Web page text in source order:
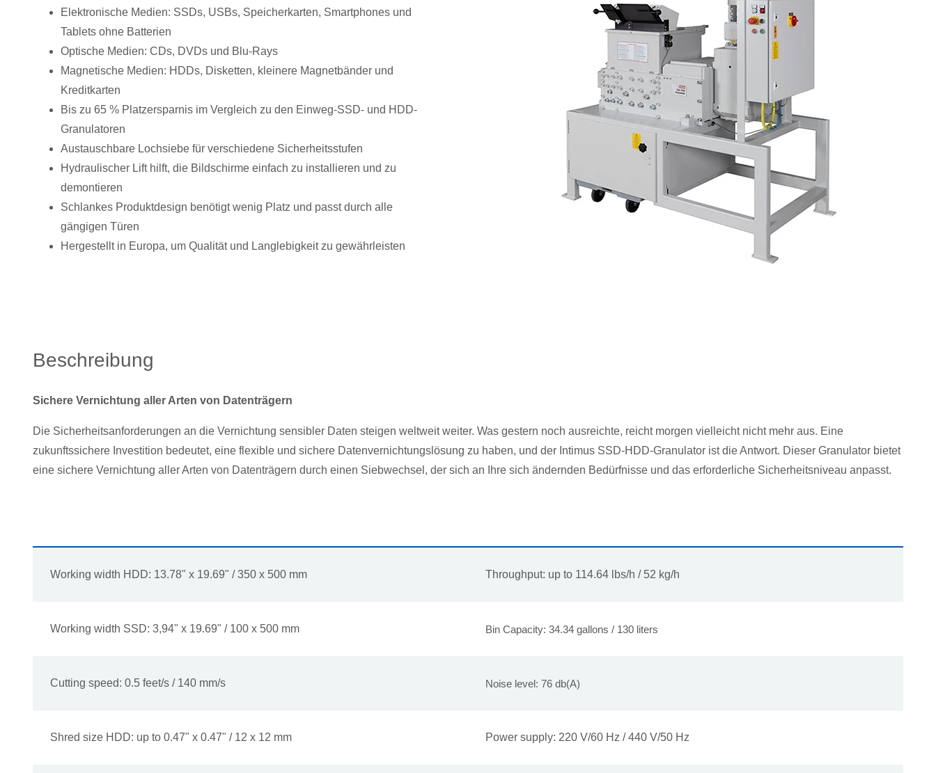
Elektronische Medien: SSDs, USBs, Speicherkarten, Smartphones und
Tablets ohne Batterien
Optische Medien: CDs, DVDs und Blu-Rays
Magnetische Medien: HDDs, Disketten, kleinere Magnetbänder und
Kreditkarten
Bis zu 65 % Platzersparnis im Vergleich zu den Einweg-SSD- und HDD-
Granulatoren
Austauschbare Lochsiebe für verschiedene Sicherheitsstufen
Hydraulischer Lift hilft, die Bildschirme einfach zu installieren und zu
demontieren
Schlankes Produktdesign benötigt wenig Platz und passt durch alle
gängigen Türen
Hergestellt in Europa, um Qualität und Langlebigkeit zu gewährleisten
Beschreibung
Sichere Vernichtung aller Arten von Datenträgern
Die Sicherheitsanforderungen an die Vernichtung sensibler Daten steigen weltweit weiter. Was gestern noch ausreichte, reicht morgen vielleicht nicht mehr aus. Eine
zukunftssichere Investition bedeutet, eine flexible und sichere Datenvernichtungslösung zu haben, und der Intimus SSD-HDD-Granulator ist die Antwort. Dieser Granulator bietet
eine sichere Vernichtung aller Arten von Datenträgern durch einen Siebwechsel, der sich an Ihre sich ändernden Bedürfnisse und das erforderliche Sicherheitsniveau anpasst.
Working width HDD: 13.78" x 19.69" / 350 x 500 mm Throughput: up to 114.64 lbs/h / 52 kg/h
Working width SSD: 3,94" x 19.69" / 100 x 500 mm Bin Capacity: 34.34 gallons / 130 liters
Cutting speed: 0.5 feet/s / 140 mm/s Noise level: 76 db(A)
Shred size HDD: up to 0.47" x 0.47" / 12 x 12 mm Power supply: 220 V/60 Hz / 440 V/50 Hz